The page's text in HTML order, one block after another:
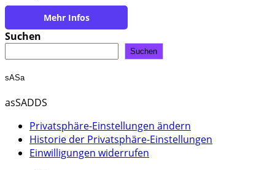
https://www.zmb-jb.de/
Suchen
Suchen
sASa
asSADDS
Privatsphäre-Einstellungen ändern
Historie der Privatsphäre-Einstellungen
Einwilligungen widerrufen